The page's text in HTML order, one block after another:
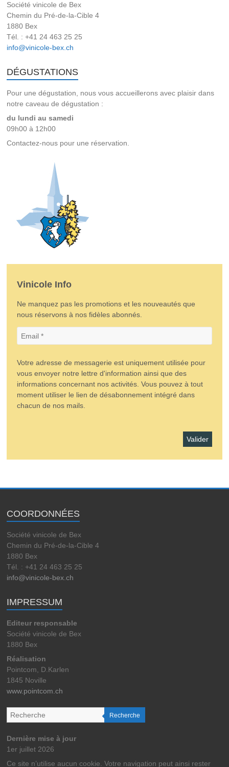
Société vinicole de Bex
Chemin du Pré-de-la-Cible 4
1880 Bex
Tél. : +41 24 463 25 25
info@vinicole-bex.ch
DÉGUSTATIONS
Pour une dégustation, nous vous accueillerons avec plaisir dans
notre caveau de dégustation :
du lundi au samedi
09h00 à 12h00
Contactez-nous pour une réservation.
Vinicole Info
Ne manquez pas les promotions et les nouveautés que
nous réservons à nos fidèles abonnés.
Votre adresse de messagerie est uniquement utilisée pour
vous envoyer notre lettre d'information ainsi que des
informations concernant nos activités. Vous pouvez à tout
moment utiliser le lien de désabonnement intégré dans
chacun de nos mails.
COORDONNÉES
Société vinicole de Bex
Chemin du Pré-de-la-Cible 4
1880 Bex
Tél. : +41 24 463 25 25
info@vinicole-bex.ch
IMPRESSUM
Editeur responsable
Société vinicole de Bex
1880 Bex
Réalisation
Pointcom, D.Karlen
1845 Noville
www.pointcom.ch
Recherche
Dernière mise à jour
1er juillet 2026
Ce site n’utilise aucun cookie. Votre navigation peut ainsi rester